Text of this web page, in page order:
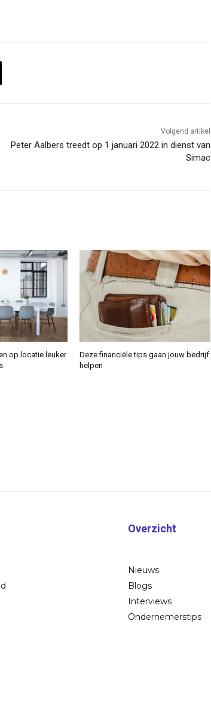
Volgend artikel
Peter Aalbers treedt op 1 januari 2022 in dienst van
Simac
op locatie leuker
Deze financiële tips gaan jouw bedrijf
helpen
Overzicht
Nieuws
Blogs
Interviews
Ondernemerstips